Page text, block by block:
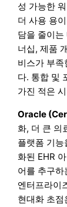
성 가능한
더 사용 용
담을 줄이
너십, 제품
비스가 부
다. 통합 및
가진 적은
Oracle
화, 더 큰 의
플랫폼 기
화된 EHR
어를 추구
엔터프라이
현대화 초